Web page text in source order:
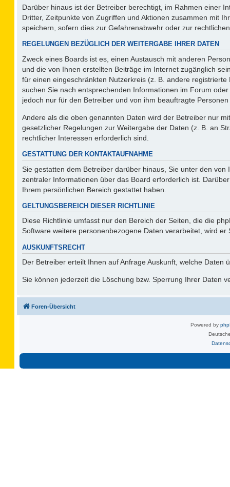
Darüber hinaus ist der Betreiber berechtigt, im Rahmen einer
Dritter, Zeitpunkte von Zugriffen und Aktionen zusammen mit
speichern, sofern dies zur Gefahrenabwehr oder zur
REGELUNGEN BEZÜGLICH DER WEITERGABE IHRER DATEN
Zweck eines Boards ist es, einen Austausch mit anderen
und die von Ihnen erstellten Beiträge im Internet zugänglich
für einen eingeschränkten Nutzerkreis (z. B. andere
suchen Sie nach entsprechenden Informationen im Forum
jedoch nur für den Betreiber und von ihm beauftragte
Andere als die oben genannten Daten wird der Betreiber nur
gesetzlicher Regelungen zur Weitergabe der Daten (z. B. an
rechtlicher Interessen erforderlich sind.
GESTATTUNG DER KONTAKTAUFNAHME
Sie gestatten dem Betreiber darüber hinaus, Sie unter den
zentraler Informationen über das Board erforderlich ist.
Ihrem persönlichen Bereich gestattet haben.
GELTUNGSBEREICH DIESER RICHTLINIE
Diese Richtlinie umfasst nur den Bereich der Seiten, die die
Software weitere personenbezogene Daten verarbeitet, wird
AUSKUNFTSRECHT
Der Betreiber erteilt Ihnen auf Anfrage Auskunft, welche Daten
Sie können jederzeit die Löschung bzw. Sperrung Ihrer Daten
Foren-Übersicht
Powered by